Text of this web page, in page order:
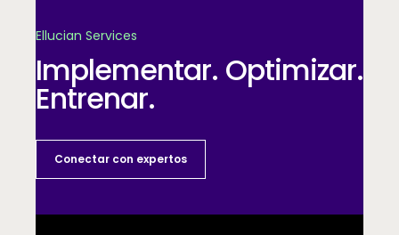
Ellucian Services
Implementar. Optimizar.
Entrenar.
Conectar con expertos